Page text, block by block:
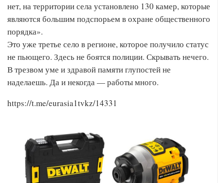
нет, на территории села установлено 130 камер, которые
являются большим подспорьем в охране общественного
порядка».
Это уже третье село в регионе, которое получило статус
не пьющего. Здесь не боятся полиции. Скрывать нечего.
В трезвом уме и здравой памяти глупостей не
наделаешь. Да и некогда — работы много.
https://t.me/eurasia1tvkz/14331